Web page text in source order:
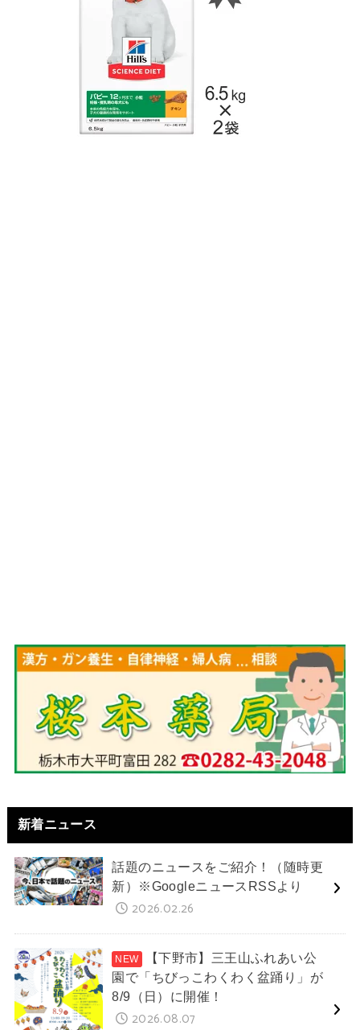
新着ニュース
話題のニュースをご紹介！（随時更
新）※GoogleニュースRSSより
2026.02.26
【下野市】三王山ふれあい公
園で「ちびっこわくわく盆踊り」が
8/9（日）に開催！
2026.08.07